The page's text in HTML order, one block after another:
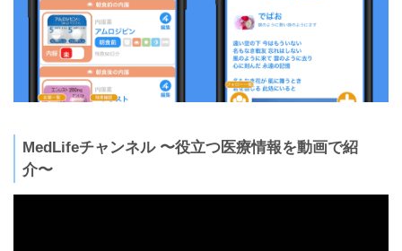
MedLifeチャンネル 〜役立つ医療情報を動画で紹
介〜